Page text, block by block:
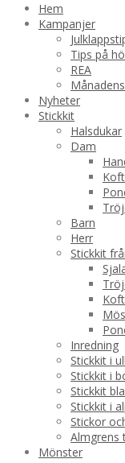
Hem
Kampanjer
Tips på
REA
Nyheter
Stickkit
Halsdukar
Dam
Barn
Herr
Stickkit
Inredning
Stickkit i
Stickkit i
Stickkit
Stickkit i
Stickor
Almgrens
Mönster